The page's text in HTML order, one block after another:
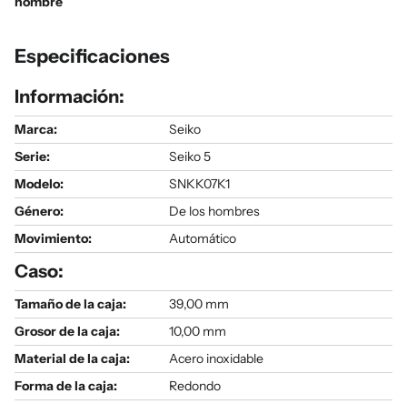
Especificaciones
Información:
Marca:
Seiko
Serie:
Seiko 5
Modelo:
SNKK07K1
Género:
De los hombres
Movimiento:
Automático
Caso:
Tamaño de la caja:
39,00 mm
Grosor de la caja:
10,00 mm
Material de la caja:
Acero inoxidable
Forma de la caja:
Redondo